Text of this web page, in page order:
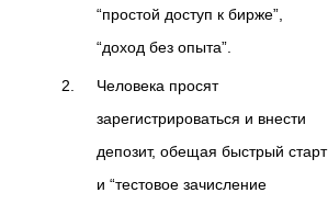
“простой доступ к бирже”,
“доход без опыта”.
Человека просят
зарегистрироваться и внести
депозит, обещая быстрый старт
и “тестовое зачисление